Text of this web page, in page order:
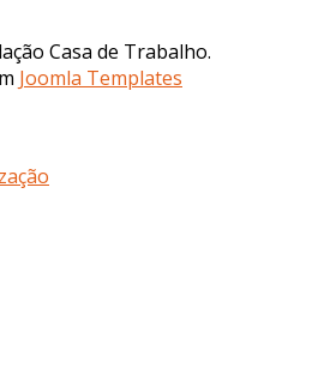
Casa de Trabalho.
Joomla Templates